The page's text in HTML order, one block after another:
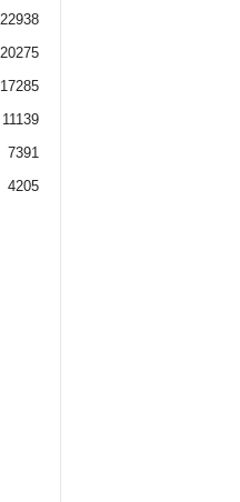
22938
20275
17285
11139
7391
4205